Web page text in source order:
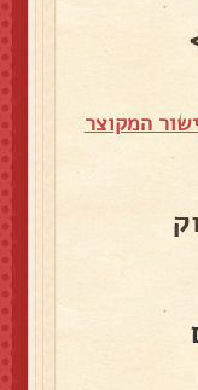
המקוצר